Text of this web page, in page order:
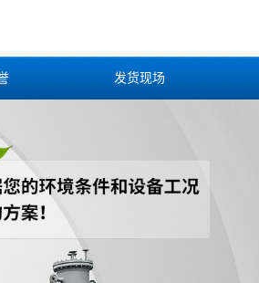
发货现场